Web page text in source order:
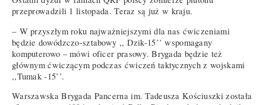
przeprowadzili 1 listopada. Teraz są już w kraju.
– W przyszłym roku najważniejszymi dla nas ćwiczeniami
będzie dowódzczo-sztabowy ,, Dzik-15’’ wspomagany
komputerowo – mówi oficer prasowy. Brygada będzie też
głównym ćwiczącym podczas ćwiczeń taktycznych z wojskami
,,Tumak -15’’.
Warszawska Brygada Pancerna im. Tadeusza Kościuszki została